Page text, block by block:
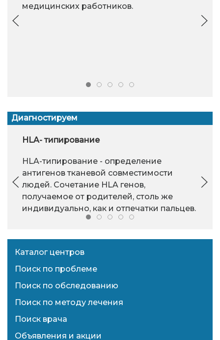
медицинских работников.
Диагностируем
HLA- типирование
HLA-типирование - определение
антигенов тканевой совместимости
людей. Сочетание HLA генов,
получаемое от родителей, столь же
индивидуально, как и отпечатки пальцев.
Каталог центров
Поиск по проблеме
Поиск по обследованию
Поиск по методу лечения
Поиск врача
Объявления и акции